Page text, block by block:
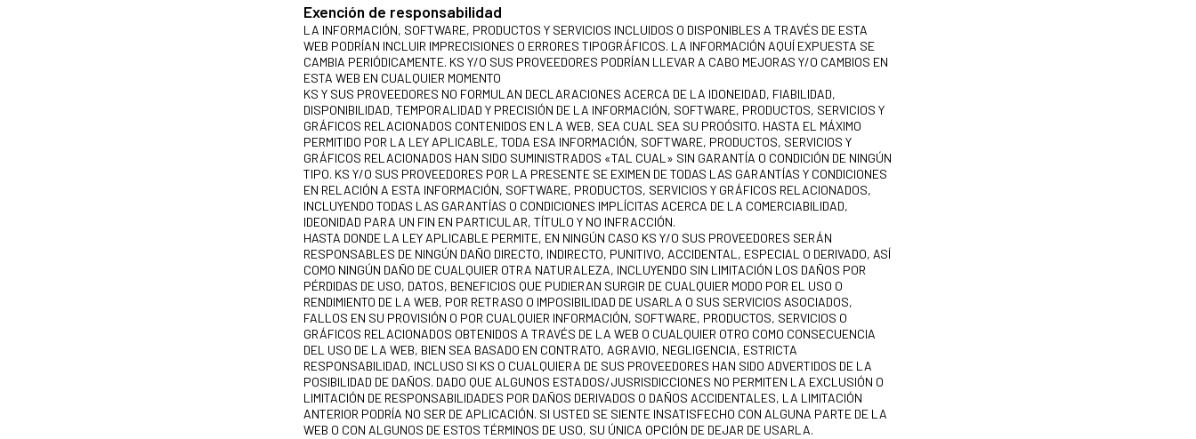
Exención de responsabilidad
LA INFORMACIÓN, SOFTWARE, PRODUCTOS Y SERVICIOS INCLUIDOS O DISPONIBLES A TRAVÉS DE ESTA
WEB PODRÍAN INCLUIR IMPRECISIONES O ERRORES TIPOGRÁFICOS. LA INFORMACIÓN AQUÍ EXPUESTA SE
CAMBIA PERIÓDICAMENTE. KS Y/O SUS PROVEEDORES PODRÍAN LLEVAR A CABO MEJORAS Y/O CAMBIOS EN
ESTA WEB EN CUALQUIER MOMENTO
KS Y SUS PROVEEDORES NO FORMULAN DECLARACIONES ACERCA DE LA IDONEIDAD, FIABILIDAD,
DISPONIBILIDAD, TEMPORALIDAD Y PRECISIÓN DE LA INFORMACIÓN, SOFTWARE, PRODUCTOS, SERVICIOS Y
GRÁFICOS RELACIONADOS CONTENIDOS EN LA WEB, SEA CUAL SEA SU PROÓSITO. HASTA EL MÁXIMO
PERMITIDO POR LA LEY APLICABLE, TODA ESA INFORMACIÓN, SOFTWARE, PRODUCTOS, SERVICIOS Y
GRÁFICOS RELACIONADOS HAN SIDO SUMINISTRADOS «TAL CUAL» SIN GARANTÍA O CONDICIÓN DE NINGÚN
TIPO. KS Y/O SUS PROVEEDORES POR LA PRESENTE SE EXIMEN DE TODAS LAS GARANTÍAS Y CONDICIONES
EN RELACIÓN A ESTA INFORMACIÓN, SOFTWARE, PRODUCTOS, SERVICIOS Y GRÁFICOS RELACIONADOS,
INCLUYENDO TODAS LAS GARANTÍAS O CONDICIONES IMPLÍCITAS ACERCA DE LA COMERCIABILIDAD,
IDEONIDAD PARA UN FIN EN PARTICULAR, TÍTULO Y NO INFRACCIÓN.
HASTA DONDE LA LEY APLICABLE PERMITE, EN NINGÚN CASO KS Y/O SUS PROVEEDORES SERÁN
RESPONSABLES DE NINGÚN DAÑO DIRECTO, INDIRECTO, PUNITIVO, ACCIDENTAL, ESPECIAL O DERIVADO, ASÍ
COMO NINGÚN DAÑO DE CUALQUIER OTRA NATURALEZA, INCLUYENDO SIN LIMITACIÓN LOS DAÑOS POR
PÉRDIDAS DE USO, DATOS, BENEFICIOS QUE PUDIERAN SURGIR DE CUALQUIER MODO POR EL USO O
RENDIMIENTO DE LA WEB, POR RETRASO O IMPOSIBILIDAD DE USARLA O SUS SERVICIOS ASOCIADOS,
FALLOS EN SU PROVISIÓN O POR CUALQUIER INFORMACIÓN, SOFTWARE, PRODUCTOS, SERVICIOS O
GRÁFICOS RELACIONADOS OBTENIDOS A TRAVÉS DE LA WEB O CUALQUIER OTRO COMO CONSECUENCIA
DEL USO DE LA WEB, BIEN SEA BASADO EN CONTRATO, AGRAVIO, NEGLIGENCIA, ESTRICTA
RESPONSABILIDAD, INCLUSO SI KS O CUALQUIERA DE SUS PROVEEDORES HAN SIDO ADVERTIDOS DE LA
POSIBILIDAD DE DAÑOS. DADO QUE ALGUNOS ESTADOS/JUSRISDICCIONES NO PERMITEN LA EXCLUSIÓN O
LIMITACIÓN DE RESPONSABILIDADES POR DAÑOS DERIVADOS O DAÑOS ACCIDENTALES, LA LIMITACIÓN
ANTERIOR PODRÍA NO SER DE APLICACIÓN. SI USTED SE SIENTE INSATISFECHO CON ALGUNA PARTE DE LA
WEB O CON ALGUNOS DE ESTOS TÉRMINOS DE USO, SU ÚNICA OPCIÓN DE DEJAR DE USARLA.